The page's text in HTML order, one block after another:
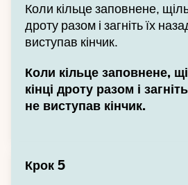
Коли кільце заповнене,
дроту разом і загніть їх
виступав кінчик.
Коли кільце заповнене,
кінці дроту разом і
не виступав кінчик.
Крок 5